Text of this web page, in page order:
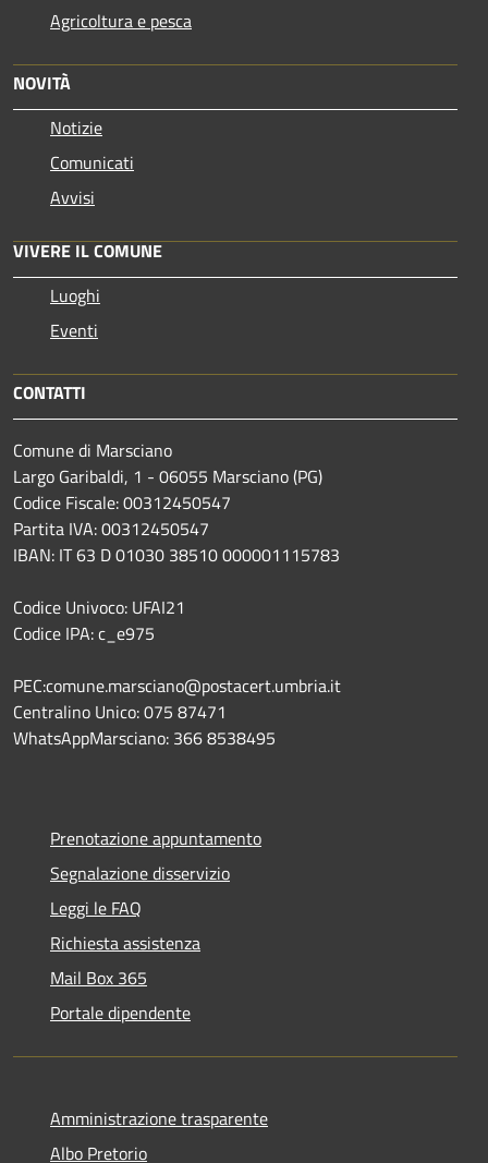
Agricoltura e pesca
NOVITÀ
Notizie
Comunicati
Avvisi
VIVERE IL COMUNE
Luoghi
Eventi
CONTATTI
Comune di Marsciano
Largo Garibaldi, 1 - 06055 Marsciano (PG)
Codice Fiscale: 00312450547
Partita IVA: 00312450547
IBAN: IT 63 D 01030 38510 000001115783
Codice Univoco: UFAI21
Codice IPA: c_e975
PEC:comune.marsciano@postacert.umbria.it
Centralino Unico: 075 87471
WhatsAppMarsciano: 366 8538495
Prenotazione appuntamento
Segnalazione disservizio
Leggi le FAQ
Richiesta assistenza
Mail Box 365
Portale dipendente
Amministrazione trasparente
Albo Pretorio